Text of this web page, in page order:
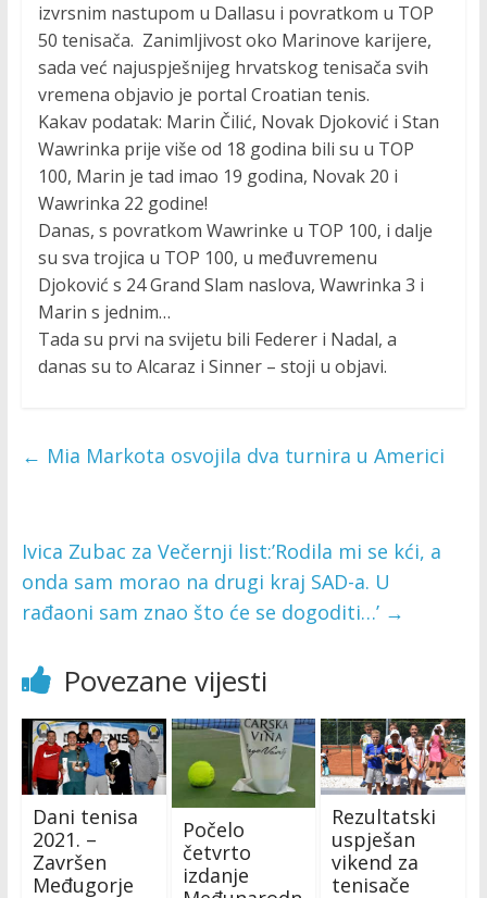
izvrsnim nastupom u Dallasu i povratkom u TOP
50 tenisača. Zanimljivost oko Marinove karijere,
sada već najuspješnijeg hrvatskog tenisača svih
vremena objavio je portal Croatian tenis.
Kakav podatak: Marin Čilić, Novak Djoković i Stan
Wawrinka prije više od 18 godina bili su u TOP
100, Marin je tad imao 19 godina, Novak 20 i
Wawrinka 22 godine!
Danas, s povratkom Wawrinke u TOP 100, i dalje
su sva trojica u TOP 100, u međuvremenu
Djoković s 24 Grand Slam naslova, Wawrinka 3 i
Marin s jednim…
Tada su prvi na svijetu bili Federer i Nadal, a
danas su to Alcaraz i Sinner – stoji u objavi.
← Mia Markota osvojila dva turnira u Americi
Ivica Zubac za Večernji list:’Rodila mi se kći, a
onda sam morao na drugi kraj SAD-a. U
rađaoni sam znao što će se dogoditi…’ →
Povezane vijesti
Dani tenisa
2021. –
Završen
Međugorje
Počelo
četvrto
izdanje
Rezultatski
uspješan
vikend za
tenisače